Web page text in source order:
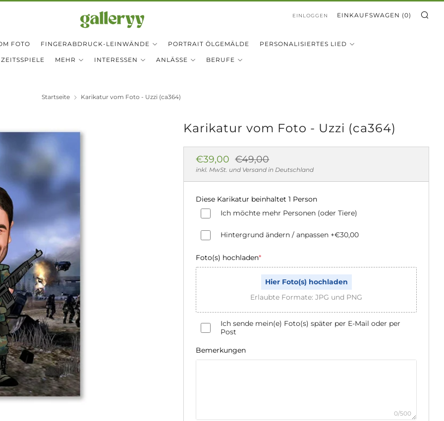
FOTO FINGERABDRUCK-LEINWÄNDE PORTRAIT ÖLGEMÄLDE PERSONALISIERTES LIED
MEHR INTERESSEN ANLÄSSE BERUFE
EINLOGGEN EINKAUFSWAGEN (0)
Startseite Karikatur vom Foto - Uzzi (ca364)
Karikatur vom Foto - Uzzi (ca364)
Normaler
Preis
€39,00 Sonderpreis
€49,00
inkl. MwSt. und Versand in Deutschland
Diese Karikatur beinhaltet 1 Person
Ich möchte mehr Personen (oder Tiere)
Hintergrund ändern / anpassen +€30,00
Foto(s) hochladen*
Hier Foto(s) hochladen
Erlaubte Formate: JPG und PNG
Ich sende mein(e) Foto(s) später per E-Mail oder per
Post
Bemerkungen
0/500